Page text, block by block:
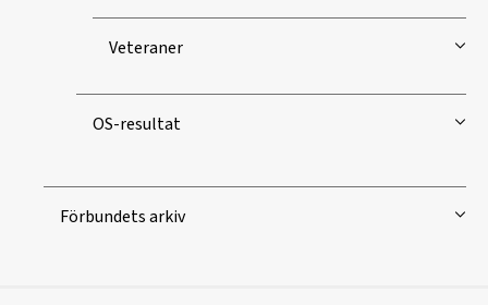
Veteraner
OS-resultat
Förbundets arkiv